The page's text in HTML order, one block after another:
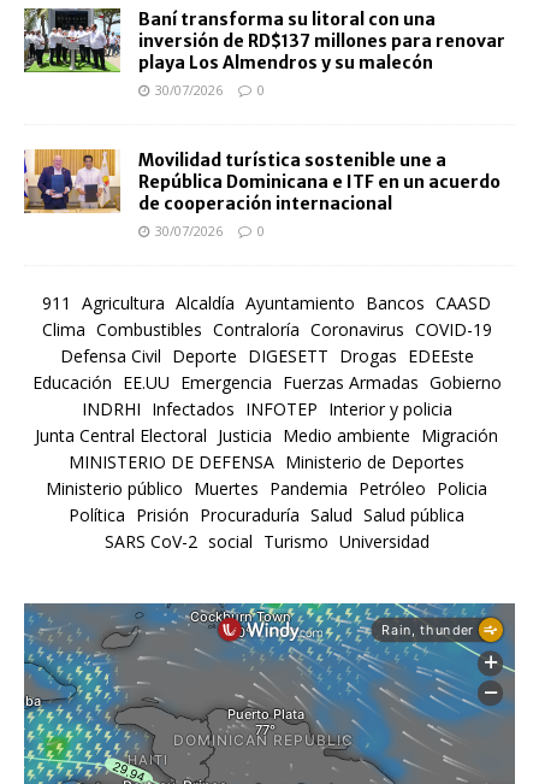
Baní transforma su litoral con una
inversión de RD$137 millones para renovar
playa Los Almendros y su malecón
30/07/2026 0
Movilidad turística sostenible une a
República Dominicana e ITF en un acuerdo
de cooperación internacional
30/07/2026 0
911 Agricultura Alcaldía Ayuntamiento Bancos CAASD
Clima Combustibles Contraloría Coronavirus COVID-19
Defensa Civil Deporte DIGESETT Drogas EDEEste
Educación EE.UU Emergencia Fuerzas Armadas Gobierno
INDRHI Infectados INFOTEP Interior y policia
Junta Central Electoral Justicia Medio ambiente Migración
MINISTERIO DE DEFENSA Ministerio de Deportes
Ministerio público Muertes Pandemia Petróleo Policia
Política Prisión Procuraduría Salud Salud pública
SARS CoV-2 social Turismo Universidad